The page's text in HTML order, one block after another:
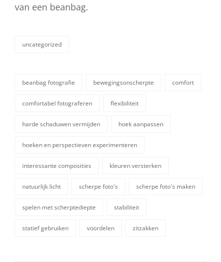
van een beanbag.
categorieën
uncategorized
beanbag fotografie bewegingsonscherpte comfort
comfortabel fotograferen flexibiliteit
harde schaduwen vermijden hoek aanpassen
hoeken en perspectieven experimenteren
interessante composities kleuren versterken
natuurlijk licht scherpe foto's scherpe foto's maken
spelen met scherptediepte stabiliteit
statief gebruiken voordelen zitzakken